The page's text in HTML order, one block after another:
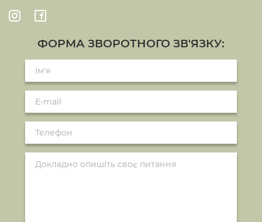
ФОРМА ЗВОРОТНОГО ЗВ'ЯЗКУ: